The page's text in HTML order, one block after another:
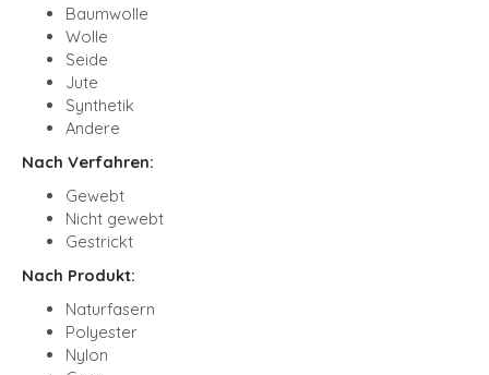
Baumwolle
Wolle
Seide
Jute
Synthetik
Andere
Nach Verfahren:
Gewebt
Nicht gewebt
Gestrickt
Nach Produkt:
Naturfasern
Polyester
Nylon